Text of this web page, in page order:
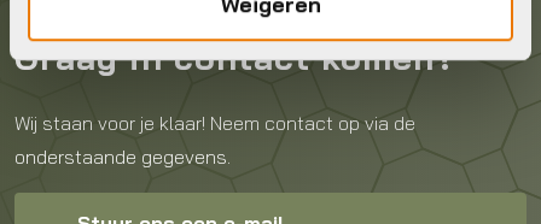
Graag in contact komen?
Wij staan voor je klaar! Neem contact op via de
onderstaande gegevens.